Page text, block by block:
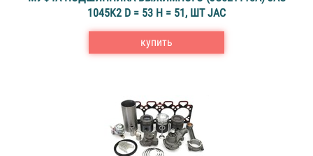
1045K2 D = 53 H = 51, ШТ JAC
купить